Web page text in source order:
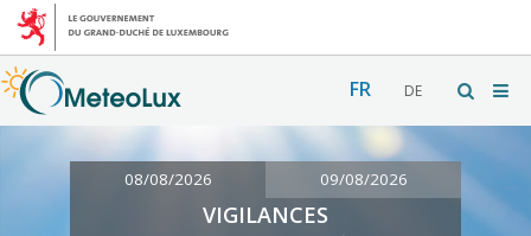
FR DE
08/08/2026 09/08/2026
VIGILANCES